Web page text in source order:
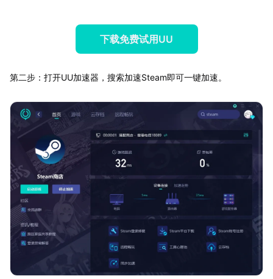
下载免费试用UU
第二步：打开UU加速器，搜索加速Steam即可一键加速。